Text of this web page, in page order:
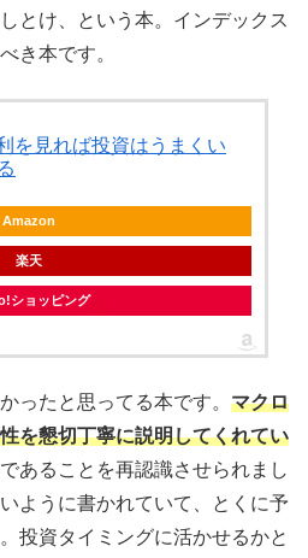
とけ、という本。インデックス
き本です。
を見れば投資はうまくい
Amazon
楽天
ショッピング
ったと思ってる本です。 マクロ
を懇切丁寧に説明してくれてい
あることを再認識させられまし
ように書かれていて、とくに予
投資タイミングに活かせるかと